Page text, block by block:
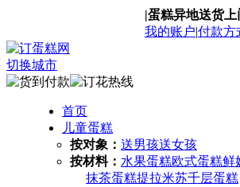
|蛋糕异地送货上
我的账户|付款方
切换城市
首页
儿童蛋糕
按对象： 送男孩送女孩
按材料： 水果蛋糕欧式蛋糕鲜
抹茶蛋糕提拉米苏千层蛋糕